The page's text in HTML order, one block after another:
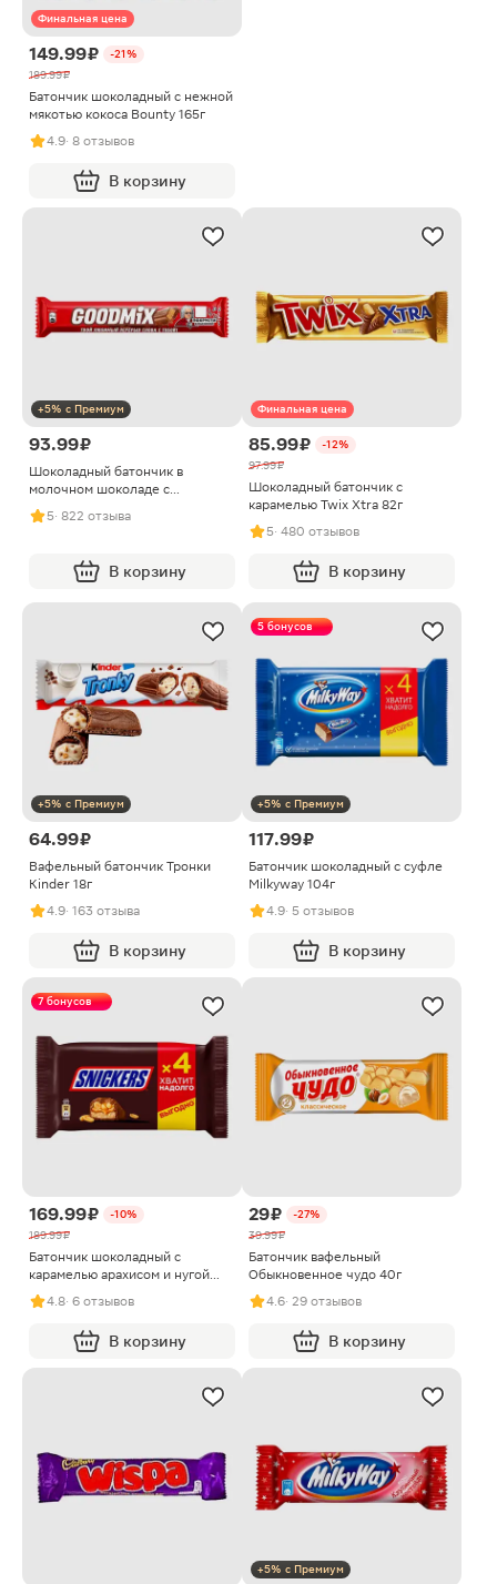
Финальная цена
149.99 ₽
-21%
189.99 ₽
Батончик шоколадный с нежной
мякотью кокоса Bounty 165г
4.9· 8 отзывов
В корзину
+5% с Премиум
93.99 ₽
Шоколадный батончик в
молочном шоколаде с
хрустящей вафлей Goodmix Дуо
Original 40г
5· 822 отзыва
В корзину
Финальная цена
85.99 ₽
-12%
97.99 ₽
Шоколадный батончик с
карамелью Twix Xtra 82г
5· 480 отзывов
В корзину
+5% с Премиум
64.99 ₽
Вафельный батончик Тронки
Kinder 18г
4.9· 163 отзыва
В корзину
5 бонусов
+5% с Премиум
117.99 ₽
Батончик шоколадный с суфле
Milkyway 104г
4.9· 5 отзывов
В корзину
7 бонусов
169.99 ₽
-10%
189.99 ₽
Батончик шоколадный с
карамелью арахисом и нугой
Snickers 160г
4.8· 6 отзывов
В корзину
29 ₽
-27%
39.99 ₽
Батончик вафельный
Обыкновенное чудо 40г
4.6· 29 отзывов
В корзину
+5% с Премиум